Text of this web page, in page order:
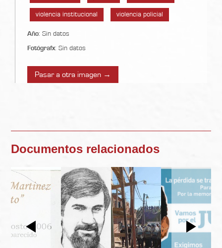
violencia institucional violencia policial
Año: Sin datos
Fotógrafx: Sin datos
Pasar a otra imagen →
Documentos relacionados